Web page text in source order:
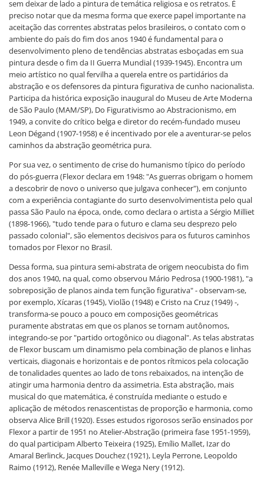
sem deixar de lado a pintura de temática religiosa e os retratos. É
preciso notar que da mesma forma que exerce papel importante na
aceitação das correntes abstratas pelos brasileiros, o contato com o
ambiente do país do fim dos anos 1940 é fundamental para o
desenvolvimento pleno de tendências abstratas esboçadas em sua
pintura desde o fim da II Guerra Mundial (1939-1945). Encontra um
meio artístico no qual fervilha a querela entre os partidários da
abstração e os defensores da pintura figurativa de cunho nacionalista.
Participa da histórica exposição inaugural do Museu de Arte Moderna
de São Paulo (MAM/SP), Do Figurativismo ao Abstracionismo, em
1949, a convite do crítico belga e diretor do recém-fundado museu
Leon Dégand (1907-1958) e é incentivado por ele a aventurar-se pelos
caminhos da abstração geométrica pura.
Por sua vez, o sentimento de crise do humanismo típico do período
do pós-guerra (Flexor declara em 1948: "As guerras obrigam o homem
a descobrir de novo o universo que julgava conhecer"), em conjunto
com a experiência contagiante do surto desenvolvimentista pelo qual
passa São Paulo na época, onde, como declara o artista a Sérgio Milliet
(1898-1966), "tudo tende para o futuro e clama seu desprezo pelo
passado colonial", são elementos decisivos para os futuros caminhos
tomados por Flexor no Brasil.
Dessa forma, sua pintura semi-abstrata de origem neocubista do fim
dos anos 1940, na qual, como observou Mário Pedrosa (1900-1981), "a
sobreposição de planos ainda tem função figurativa" - observam-se,
por exemplo, Xícaras (1945), Violão (1948) e Cristo na Cruz (1949) -,
transforma-se pouco a pouco em composições geométricas
puramente abstratas em que os planos se tornam autônomos,
integrando-se por "partido ortogônico ou diagonal". As telas abstratas
de Flexor buscam um dinamismo pela combinação de planos e linhas
verticais, diagonais e horizontais e de pontos rítmicos pela colocação
de tonalidades quentes ao lado de tons rebaixados, na intenção de
atingir uma harmonia dentro da assimetria. Esta abstração, mais
musical do que matemática, é construída mediante o estudo e
aplicação de métodos renascentistas de proporção e harmonia, como
observa Alice Brill (1920). Esses estudos rigorosos serão ensinados por
Flexor a partir de 1951 no Atelier-Abstração (primeira fase 1951-1959),
do qual participam Alberto Teixeira (1925), Emílio Mallet, Izar do
Amaral Berlinck, Jacques Douchez (1921), Leyla Perrone, Leopoldo
Raimo (1912), Renée Malleville e Wega Nery (1912).